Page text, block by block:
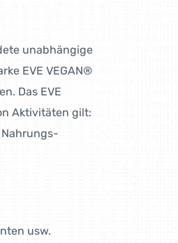
unab­hängige
EVE VEGAN®
Das EVE
Aktivitäten gilt:
Nahrungs­
usw.